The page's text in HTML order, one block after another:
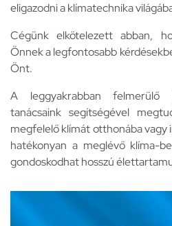
eligazodni a klímatechnika
Cégünk elkötelezett abban,
Önnek a legfontosabb
Önt.
A leggyakrabban felmerülő
tanácsaink segítségével
megfelelő klímát otthonába vagy
hatékonyan a meglévő klíma-
gondoskodhat hosszú